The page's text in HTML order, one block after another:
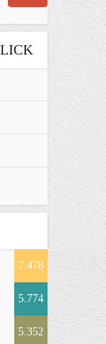
7.478
5.774
5.352